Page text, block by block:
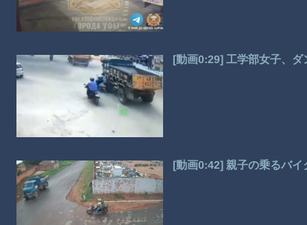
[動画0:29] 工学部女子、
[動画0:42] 親子の乗るバ